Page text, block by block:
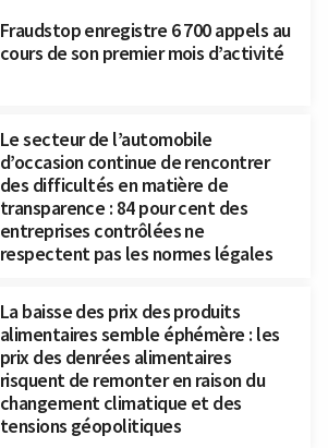
Fraudstop enregistre 6 700 appels au
cours de son premier mois d’activité
Le secteur de l’automobile
d’occasion continue de rencontrer
des difficultés en matière de
transparence : 84 pour cent des
entreprises contrôlées ne
respectent pas les normes légales
La baisse des prix des produits
alimentaires semble éphémère : les
prix des denrées alimentaires
risquent de remonter en raison du
changement climatique et des
tensions géopolitiques